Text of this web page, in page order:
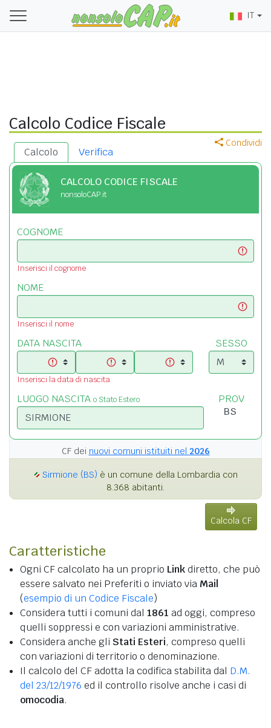
IT
Calcolo Codice Fiscale
Condividi
Calcolo Verifica
CALCOLO CODICE FISCALE
nonsoloCAP.it
COGNOME
Inserisci il cognome
NOME
Inserisci il nome
DATA NASCITA
Inserisci la data di nascita
SESSO
LUOGO NASCITA o Stato Estero PROV
CF dei nuovi comuni istituiti nel 2026
Sirmione (BS) è un comune della Lombardia con
8.368 abitanti.
Calcola CF
Caratteristiche
Ogni CF calcolato ha un proprio Linkdiretto, che può
essere salvato nei Preferiti o inviato via Mail
(esempio di un Codice Fiscale)
Considera tutti i comuni dal 1861 ad oggi, compreso
quelli soppressi e con variazioni amministrative.
Considera anche gli Stati Esteri, compreso quelli
con variazioni di territorio o denominazione.
Il calcolo del CF adotta la codifica stabilita dal D.M.
del 23/12/1976 ed il controllo risolve anche i casi di
omocodia.